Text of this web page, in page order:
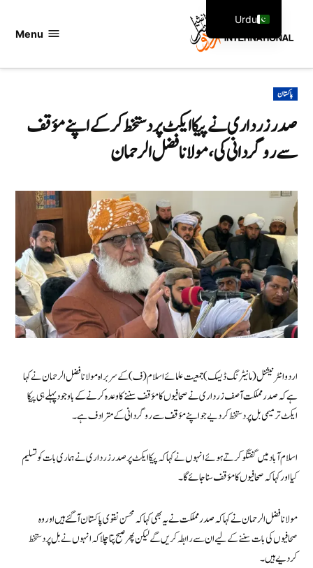
Menu
POSTED
IN
پاکستان
صدر زرداری نے پیکا ایکٹ پر دستخط کرکے اپنے مؤقف
سے روگردانی کی، مولانا فضل الرحمان
اردو انٹرنیشنل (مانیٹرنگ ڈیسک) جمعیت علمائے اسلام (ف) کے سربراہ مولانا فضل الرحمان نے کہا
ہے کہ صدر مملکت آصف زرداری نے صحافیوں کا مؤقف سننے کا وعدہ کرنے کے باوجود پہلے ہی پیکا
ایکٹ ترمیمی بل پر دستخط کردیے جو اپنے مؤقف سے روگردانی کے مترادف ہے۔
اسلام آباد میں گفتگو کرتے ہوئے انہوں نے کہاکہ پیکا ایکٹ پر صدر زرداری نے ہماری بات کو تسلیم
کیا اور کہاکہ صحافیوں کا مؤقف سنا جائےگا۔
مولانا فضل الرحمان نے کہاکہ صدر مملکت نے یہ بھی کہا کہ محسن نقوی پاکستان آگئے ہیں اور وہ
صحافیوں کی بات سننے کے لیے ان سے رابطہ کریں گے لیکن پھر صبح پتا چلا کہ انہوں نے بل پر دستخط
کردیے ہیں۔
Urdu
English